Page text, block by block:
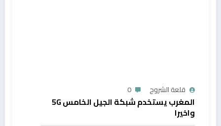
قلعة الشروح 0
المغرب يستخدم شبكة الجيل الخامس 5G
واخيرا